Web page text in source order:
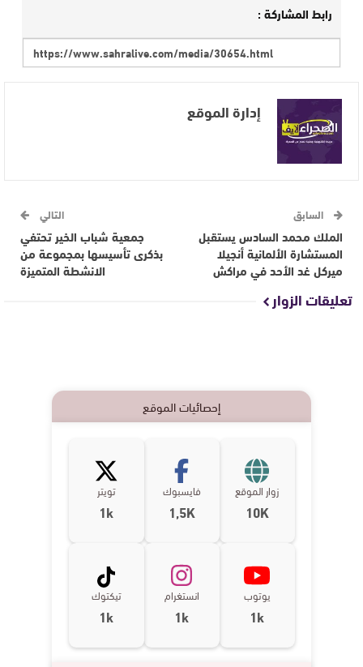
رابط المشاركة :
إدارة الموقع
السابق
الملك محمد السادس يستقبل
المستشارة الألمانية أنجيلا
ميركل غد الأحد في مراكش
التالي
جمعية شباب الخير تحتفي
بذكرى تأسيسها بمجموعة من
الانشطة المتميزة
تعليقات الزوار
إحصائيات الموقع
زوار الموقع
10K
فايسبوك
1,5K
تويتر
1k
يوتوب
1k
انستغرام
1k
تيكتوك
1k